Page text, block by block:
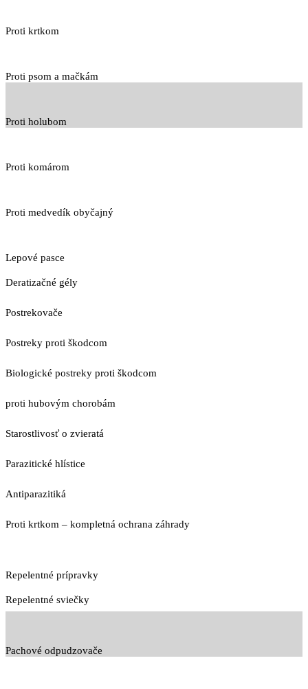
Proti krtkom
Proti psom a mačkám
Proti holubom
Proti komárom
Proti medvedík obyčajný
Lepové pasce
Deratizačné gély
Postrekovače
Postreky proti škodcom
Biologické postreky proti škodcom
proti hubovým chorobám
Starostlivosť o zvieratá
Parazitické hlístice
Antiparazitiká
Proti krtkom – kompletná ochrana záhrady
Repelentné prípravky
Repelentné sviečky
Pachové odpudzovače